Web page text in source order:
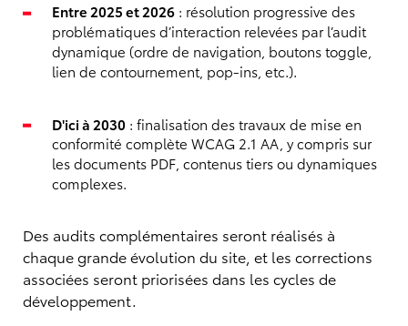
Entre 2025 et 2026 : résolution progressive des
problématiques d’interaction relevées par l’audit
dynamique (ordre de navigation, boutons toggle,
lien de contournement, pop-ins, etc.).
D'ici à 2030 : finalisation des travaux de mise en
conformité complète WCAG 2.1 AA, y compris sur
les documents PDF, contenus tiers ou dynamiques
complexes.
Des audits complémentaires seront réalisés à
chaque grande évolution du site, et les corrections
associées seront priorisées dans les cycles de
développement.